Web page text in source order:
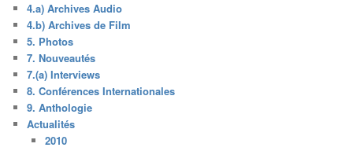
4.a) Archives Audio
4.b) Archives de Film
5. Photos
7. Nouveautés
7.(a) Interviews
8. Conférences Internationales
9. Anthologie
Actualités
2010